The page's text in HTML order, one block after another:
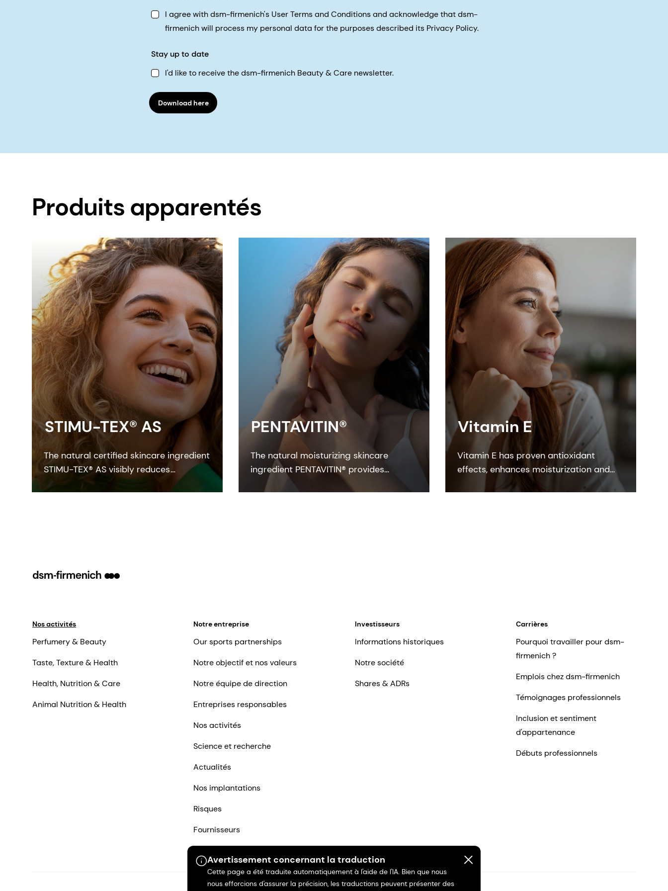
I agree with dsm-firmenich's User Terms and Conditions and acknowledge that dsm-
firmenich will process my personal data for the purposes described its Privacy Policy.
Stay up to date
I'd like to receive the dsm-firmenich Beauty & Care newsletter.
Download here
Produits apparentés
STIMU-TEX® AS
The natural certified skincare ingredient
STIMU-TEX® AS visibly reduces
histamine-related symptoms like
PENTAVITIN®
The natural moisturizing skincare
ingredient PENTAVITIN® provides
powerful hydration to all facial areas,
Vitamin E
Vitamin E has proven antioxidant
effects, enhances moisturization and
strengthens the skin barrier. DSM’s
Avertissement concernant la traduction
Cette page a été traduite automatiquement à l'aide de l'IA. Bien que nous
nous efforcions d'assurer la précision, les traductions peuvent présenter des
Nos activités
Perfumery & Beauty
Taste, Texture & Health
Health, Nutrition & Care
Animal Nutrition & Health
Notre entreprise
Our sports partnerships
Notre objectif et nos valeurs
Notre équipe de direction
Entreprises responsables
Nos activités
Science et recherche
Actualités
Nos implantations
Risques
Fournisseurs
Investisseurs
Informations historiques
Notre société
Shares & ADRs
Carrières
Pourquoi travailler pour dsm-
firmenich ?
Emplois chez dsm-firmenich
Témoignages professionnels
Inclusion et sentiment
d'appartenance
Débuts professionnels